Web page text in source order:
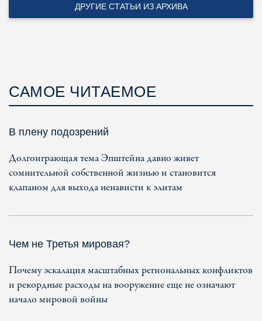
ДРУГИЕ СТАТЬИ ИЗ АРХИВА
САМОЕ ЧИТАЕМОЕ
В плену подозрений
Долгоиграющая тема Эпштейна давно живет
сомнительной собственной жизнью и становится
клапаном для выхода ненависти к элитам
Чем не Третья мировая?
Почему эскалация масштабных региональных конфликтов
и рекордные расходы на вооружение еще не означают
начало мировой войны